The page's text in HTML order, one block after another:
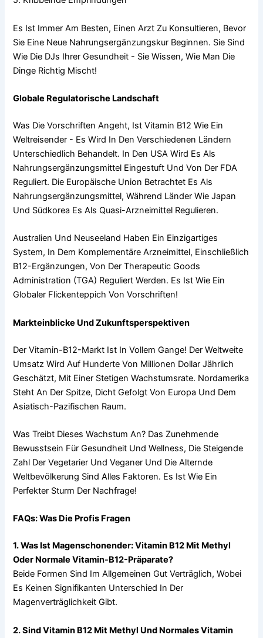
Es Ist Immer Am Besten, Einen Arzt Zu Konsultieren, Bevor
Sie Eine Neue Nahrungsergänzungskur Beginnen. Sie Sind
Wie Die DJs Ihrer Gesundheit - Sie Wissen, Wie Man Die
Dinge Richtig Mischt!
Globale Regulatorische Landschaft
Was Die Vorschriften Angeht, Ist Vitamin B12 Wie Ein
Weltreisender - Es Wird In Den Verschiedenen Ländern
Unterschiedlich Behandelt. In Den USA Wird Es Als
Nahrungsergänzungsmittel Eingestuft Und Von Der FDA
Reguliert. Die Europäische Union Betrachtet Es Als
Nahrungsergänzungsmittel, Während Länder Wie Japan
Und Südkorea Es Als Quasi-Arzneimittel Regulieren.
Australien Und Neuseeland Haben Ein Einzigartiges
System, In Dem Komplementäre Arzneimittel, Einschließlich
B12-Ergänzungen, Von Der Therapeutic Goods
Administration (TGA) Reguliert Werden. Es Ist Wie Ein
Globaler Flickenteppich Von Vorschriften!
Markteinblicke Und Zukunftsperspektiven
Der Vitamin-B12-Markt Ist In Vollem Gange! Der Weltweite
Umsatz Wird Auf Hunderte Von Millionen Dollar Jährlich
Geschätzt, Mit Einer Stetigen Wachstumsrate. Nordamerika
Steht An Der Spitze, Dicht Gefolgt Von Europa Und Dem
Asiatisch-Pazifischen Raum.
Was Treibt Dieses Wachstum An? Das Zunehmende
Bewusstsein Für Gesundheit Und Wellness, Die Steigende
Zahl Der Vegetarier Und Veganer Und Die Alternde
Weltbevölkerung Sind Alles Faktoren. Es Ist Wie Ein
Perfekter Sturm Der Nachfrage!
FAQs: Was Die Profis Fragen
1. Was Ist Magenschonender: Vitamin B12 Mit Methyl
Oder Normale Vitamin-B12-Präparate?
Beide Formen Sind Im Allgemeinen Gut Verträglich, Wobei
Es Keinen Signifikanten Unterschied In Der
Magenverträglichkeit Gibt.
2. Sind Vitamin B12 Mit Methyl Und Normales Vitamin